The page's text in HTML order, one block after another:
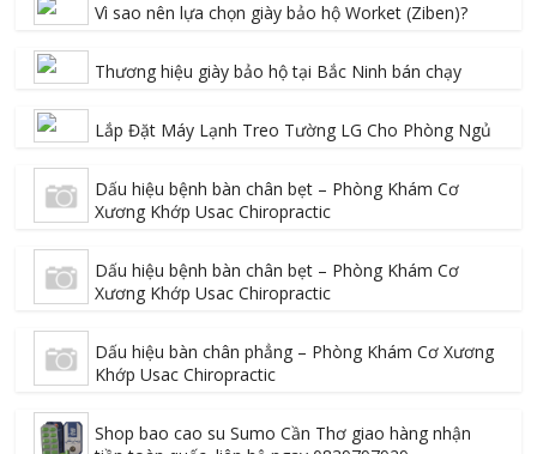
Vì sao nên lựa chọn giày bảo hộ Worket (Ziben)?
Thương hiệu giày bảo hộ tại Bắc Ninh bán chạy
Lắp Đặt Máy Lạnh Treo Tường LG Cho Phòng Ngủ
Dấu hiệu bệnh bàn chân bẹt – Phòng Khám Cơ
Xương Khớp Usac Chiropractic
Dấu hiệu bệnh bàn chân bẹt – Phòng Khám Cơ
Xương Khớp Usac Chiropractic
Dấu hiệu bàn chân phẳng – Phòng Khám Cơ Xương
Khớp Usac Chiropractic
Shop bao cao su Sumo Cần Thơ giao hàng nhận